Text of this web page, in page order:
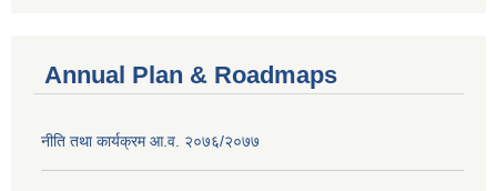
Annual Plan & Roadmaps
नीति तथा कार्यक्रम आ.व. २०७६/२०७७